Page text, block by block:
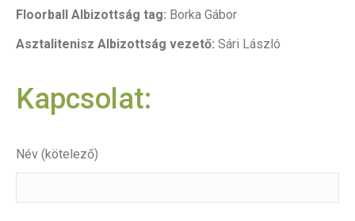
Floorball Albizottság tag: Borka Gábor
Asztalitenisz Albizottság vezető: Sári László
Kapcsolat:
Név (kötelező)